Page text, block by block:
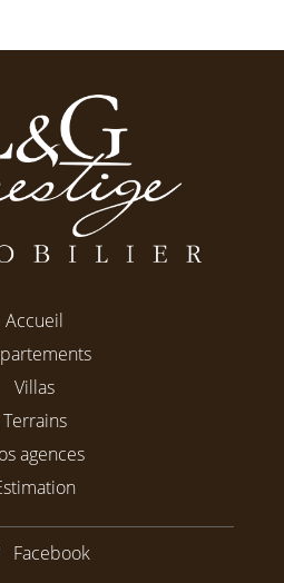
Accueil
Villas
Terrains
agences
Facebook